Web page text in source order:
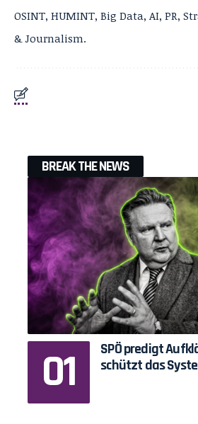
OSINT, HUMINT, Big Data, AI, PR,
& Journalism.
BREAK THE NEWS
SPÖ predigt
schützt das